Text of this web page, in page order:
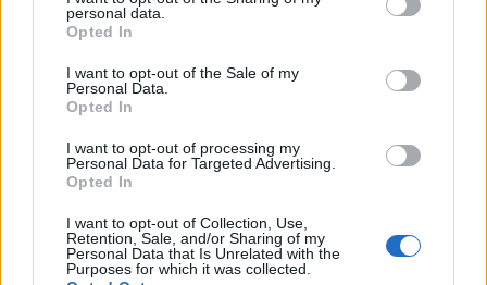
grant or deny consent to Google and its third-party tags to
use your data for below specified purposes in below Google
consent section.
personal data.
Opted In
I want to opt-out of the Sale of my
Personal Data.
Opted In
I want to opt-out of processing my
Personal Data for Targeted Advertising.
Opted In
I want to opt-out of Collection, Use,
Retention, Sale, and/or Sharing of my
Personal Data that Is Unrelated with the
Purposes for which it was collected.
során bizony kiderült, ahhoz, hogy ez a cég talpon
tudjon maradni, további tőke bevonása, és a
működés elég komoly átalakítása szükséges. Volt
olyan ügyfelünk, aki a velünk folytatott beszélgetés
hatására állt el attól az ötletétől, amiről üzleti tervet
kért tőlünk, mert már azelső konzultáción
kiderült, hogyelképzelésébe nem érdemes
invesztálni , mert nem lehet úgy megvalósítani, hogy
profitot termeljen, márpedig egy vállalkozás
fenntartásának ugye ez az elsődleges célja.